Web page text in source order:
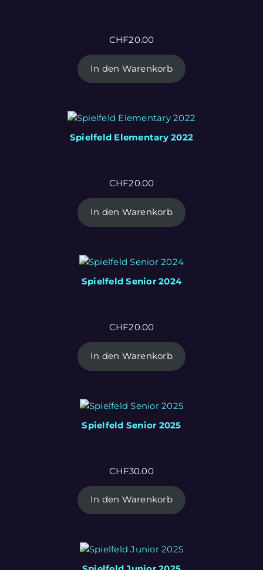
CHF20.00
In den Warenkorb
Spielfeld Elementary 2022
CHF20.00
In den Warenkorb
Spielfeld Senior 2024
CHF20.00
In den Warenkorb
Spielfeld Senior 2025
CHF30.00
In den Warenkorb